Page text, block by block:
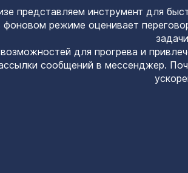
представляем инструмент для
режиме оценивает
для прогрева и
сообщений в мессенджер.